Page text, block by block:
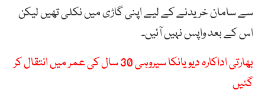
سے سامان خریدنے کے لیے اپنی گاڑی میں نکلی تھیں لیکن
اس کے بعد واپس نہیں آئیں۔
بھارتی اداکارہ دیویانکا سیروہی 30 سال کی عمر میں انتقال کر
گئیں